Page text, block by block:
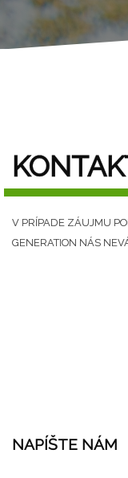
V PRÍPADE ZÁUJMU
GENERATION NÁS
NAPÍŠTE NÁM